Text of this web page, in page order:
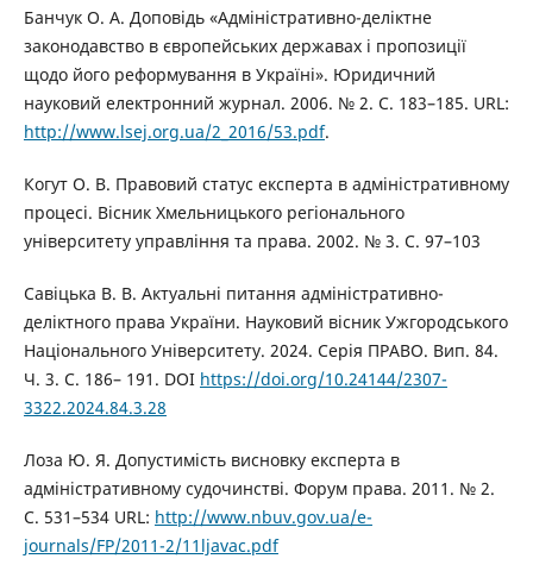
Банчук О. А. Доповідь «Адміністративно-деліктне
законодавство в європейських державах і пропозиції
щодо його реформування в Україні». Юридичний
науковий електронний журнал. 2006. № 2. С. 183–185. URL:
http://www.lsej.org.ua/2_2016/53.pdf.
Когут О. В. Правовий статус експерта в адміністративному
процесі. Вісник Хмельницького регіонального
університету управління та права. 2002. № 3. С. 97–103
Савіцька В. В. Актуальні питання адміністративно-
деліктного права України. Науковий вісник Ужгородського
Національного Університету. 2024. Серія ПРАВО. Вип. 84.
Ч. 3. С. 186– 191. DOI https://doi.org/10.24144/2307-
3322.2024.84.3.28
Лоза Ю. Я. Допустимість висновку експерта в
адміністративному судочинстві. Форум права. 2011. № 2.
С. 531–534 URL: http://www.nbuv.gov.ua/e-
journals/FP/2011-2/11ljavac.pdf